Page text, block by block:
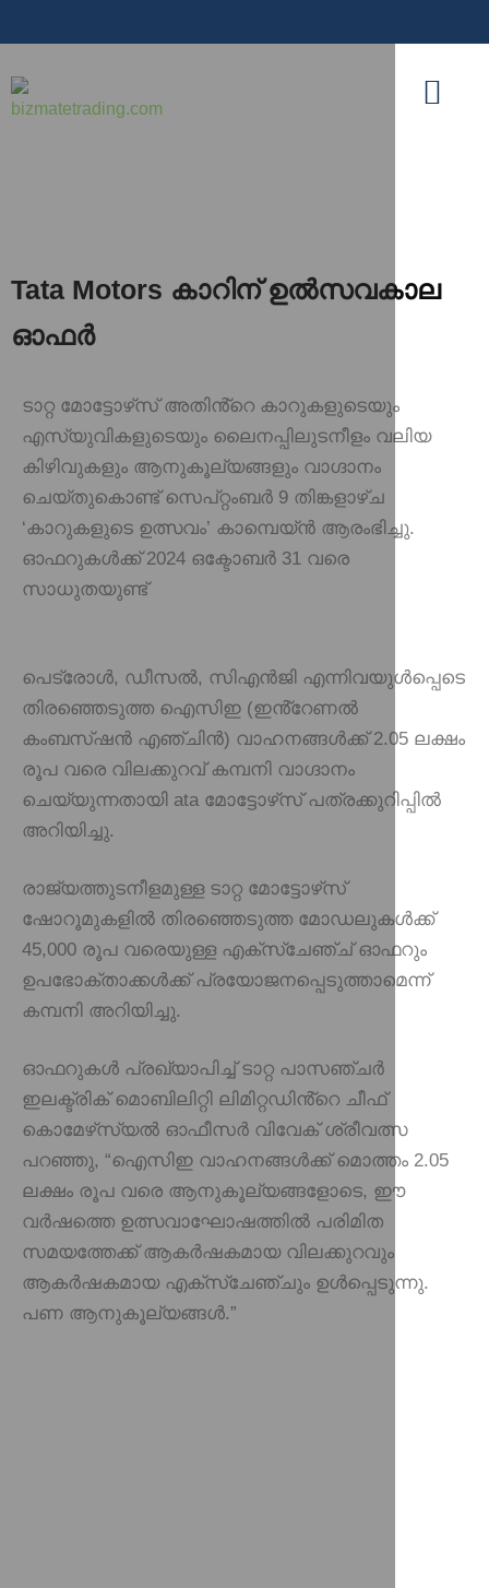
Tata Motors കാറിന് ഉൽസവകാല
ഓഫർ
ടാറ്റ മോട്ടോഴ്‌സ് അതിൻ്റെ കാറുകളുടെയും
എസ്‌യുവികളുടെയും ലൈനപ്പിലുടനീളം വലിയ
കിഴിവുകളും ആനുകൂല്യങ്ങളും വാഗ്ദാനം
ചെയ്തുകൊണ്ട് സെപ്റ്റംബർ 9 തിങ്കളാഴ്ച
‘കാറുകളുടെ ഉത്സവം’ കാമ്പെയ്ൻ ആരംഭിച്ചു.
ഓഫറുകൾക്ക് 2024 ഒക്ടോബർ 31 വരെ
സാധുതയുണ്ട്
പെട്രോൾ, ഡീസൽ, സിഎൻജി എന്നിവയുൾപ്പെടെ
തിരഞ്ഞെടുത്ത ഐസിഇ (ഇൻ്റേണൽ
കംബസ്‌ഷൻ എഞ്ചിൻ) വാഹനങ്ങൾക്ക് 2.05 ലക്ഷം
രൂപ വരെ വിലക്കുറവ് കമ്പനി വാഗ്ദാനം
ചെയ്യുന്നതായി ata മോട്ടോഴ്‌സ് പത്രക്കുറിപ്പിൽ
അറിയിച്ചു.
രാജ്യത്തുടനീളമുള്ള ടാറ്റ മോട്ടോഴ്‌സ്
ഷോറൂമുകളിൽ തിരഞ്ഞെടുത്ത മോഡലുകൾക്ക്
45,000 രൂപ വരെയുള്ള എക്‌സ്‌ചേഞ്ച് ഓഫറും
ഉപഭോക്താക്കൾക്ക് പ്രയോജനപ്പെടുത്താമെന്ന്
കമ്പനി അറിയിച്ചു.
ഓഫറുകൾ പ്രഖ്യാപിച്ച് ടാറ്റ പാസഞ്ചർ
ഇലക്ട്രിക് മൊബിലിറ്റി ലിമിറ്റഡിൻ്റെ ചീഫ്
കൊമേഴ്‌സ്യൽ ഓഫീസർ വിവേക് ​​ശ്രീവത്സ
പറഞ്ഞു, “ഐസിഇ വാഹനങ്ങൾക്ക് മൊത്തം 2.05
ലക്ഷം രൂപ വരെ ആനുകൂല്യങ്ങളോടെ, ഈ
വർഷത്തെ ഉത്സവാഘോഷത്തിൽ പരിമിത
സമയത്തേക്ക് ആകർഷകമായ വിലക്കുറവും
ആകർഷകമായ എക്‌സ്‌ചേഞ്ചും ഉൾപ്പെടുന്നു.
പണ ആനുകൂല്യങ്ങൾ.”